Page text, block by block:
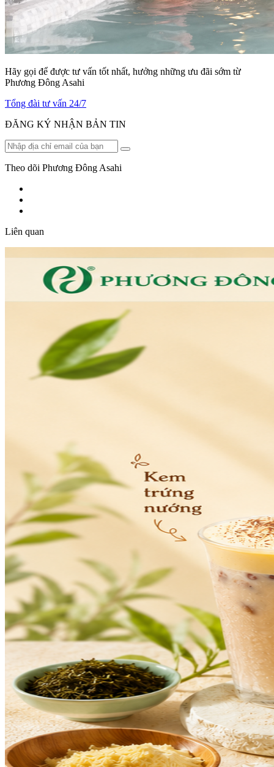
Hãy gọi để được tư vấn tốt nhất, hưởng những ưu đãi sớm từ
Phương Đông Asahi
Tổng đài tư vấn 24/7
ĐĂNG KÝ NHẬN BẢN TIN
Theo dõi Phương Đông Asahi
Liên quan